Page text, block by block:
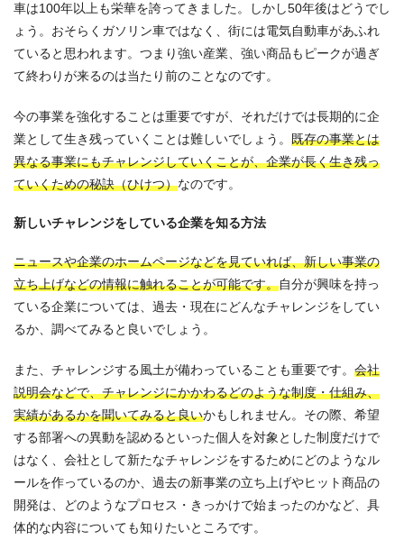
車は100年以上も栄華を誇ってきました。しかし50年後はどうでし
ょう。おそらくガソリン車ではなく、街には電気自動車があふれ
ていると思われます。つまり強い産業、強い商品もピークが過ぎ
て終わりが来るのは当たり前のことなのです。
今の事業を強化することは重要ですが、それだけでは長期的に企
業として生き残っていくことは難しいでしょう。 既存の事業とは
異なる事業にもチャレンジしていくことが、企業が長く生き残っ
ていくための秘訣（ひけつ）なのです。
新しいチャレンジをしている企業を知る方法
ニュースや企業のホームページなどを見ていれば、新しい事業の
立ち上げなどの情報に触れることが可能です。自分が興味を持っ
ている企業については、過去・現在にどんなチャレンジをしてい
るか、調べてみると良いでしょう。
また、チャレンジする風土が備わっていることも重要です。 会社
説明会などで、チャレンジにかかわるどのような制度・仕組み、
実績があるかを聞いてみると良いかもしれません。その際、希望
する部署への異動を認めるといった個人を対象とした制度だけで
はなく、会社として新たなチャレンジをするためにどのようなル
ールを作っているのか、過去の新事業の立ち上げやヒット商品の
開発は、どのようなプロセス・きっかけで始まったのかなど、具
体的な内容についても知りたいところです。